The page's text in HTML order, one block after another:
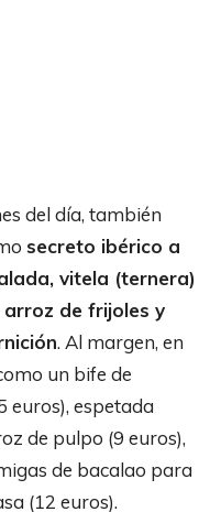
del día, también
secreto ibérico a
vitela (ternera)
de frijoles y
. Al margen, en
un bife de
euros), espetada
de pulpo (9 euros),
de bacalao para
(12 euros).